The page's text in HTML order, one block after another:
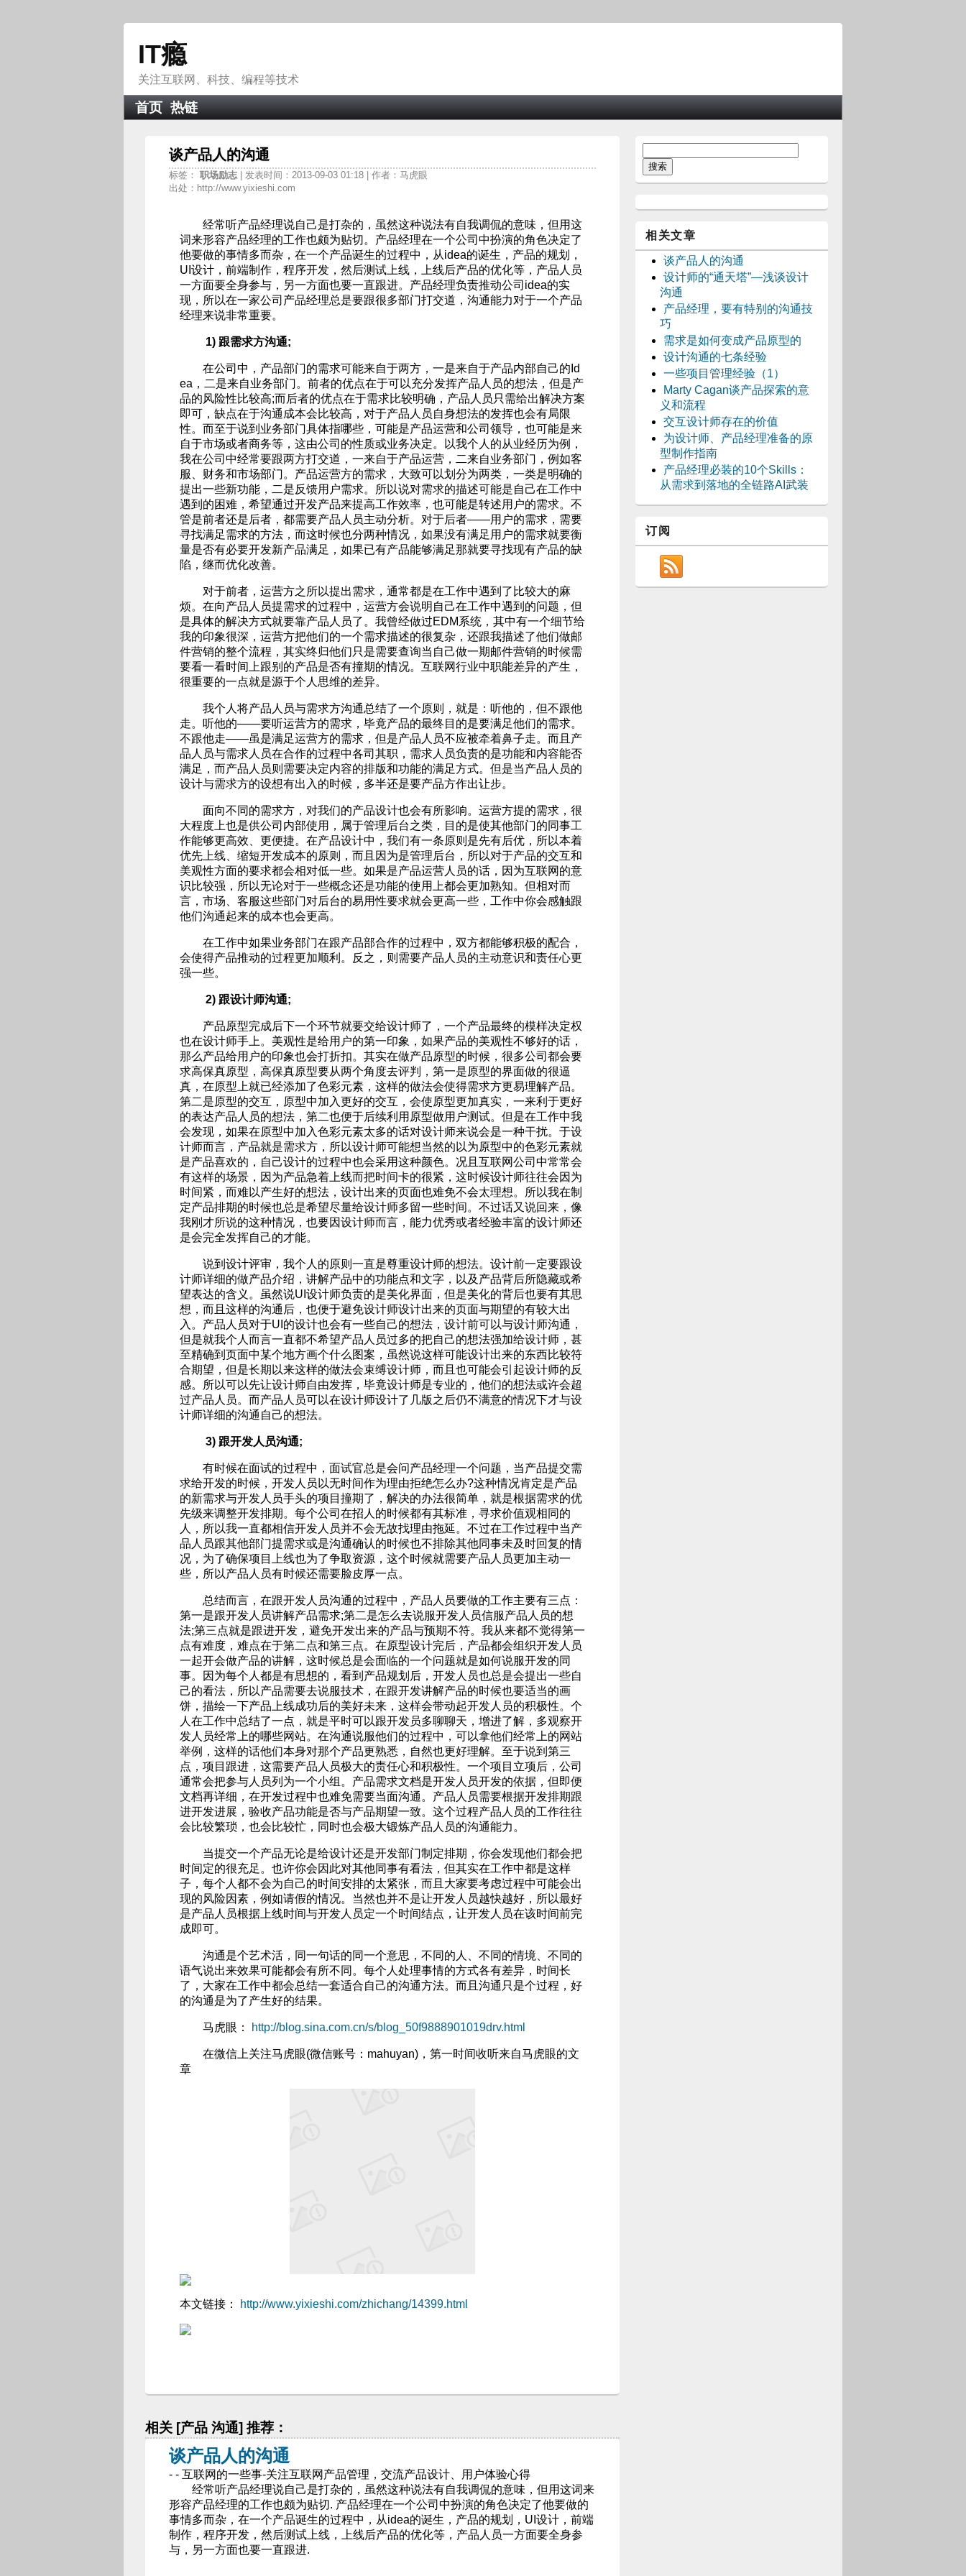
IT瘾
关注互联网、科技、编程等技术
首页 热链
谈产品人的沟通
标签： 职场励志
| 发表时间：2013-09-03 01:18 | 作者：马虎眼
出处：http://www.yixieshi.com
经常听产品经理说自己是打杂的，虽然这种说法有自我调侃的意味，但用这
词来形容产品经理的工作也颇为贴切。产品经理在一个公司中扮演的角色决定了
他要做的事情多而杂，在一个产品诞生的过程中，从idea的诞生，产品的规划，
UI设计，前端制作，程序开发，然后测试上线，上线后产品的优化等，产品人员
一方面要全身参与，另一方面也要一直跟进。产品经理负责推动公司idea的实
现，所以在一家公司产品经理总是要跟很多部门打交道，沟通能力对于一个产品
经理来说非常重要。
1) 跟需求方沟通;
在公司中，产品部门的需求可能来自于两方，一是来自于产品内部自己的Id
ea，二是来自业务部门。前者的优点在于可以充分发挥产品人员的想法，但是产
品的风险性比较高;而后者的优点在于需求比较明确，产品人员只需给出解决方案
即可，缺点在于沟通成本会比较高，对于产品人员自身想法的发挥也会有局限
性。而至于说到业务部门具体指哪些，可能是产品运营和公司领导，也可能是来
自于市场或者商务等，这由公司的性质或业务决定。以我个人的从业经历为例，
我在公司中经常要跟两方打交道，一来自于产品运营，二来自业务部门，例如客
服、财务和市场部门。产品运营方的需求，大致可以划分为两类，一类是明确的
提出一些新功能，二是反馈用户需求。所以说对需求的描述可能是自己在工作中
遇到的困难，希望通过开发产品来提高工作效率，也可能是转述用户的需求。不
管是前者还是后者，都需要产品人员主动分析。对于后者——用户的需求，需要
寻找满足需求的方法，而这时候也分两种情况，如果没有满足用户的需求就要衡
量是否有必要开发新产品满足，如果已有产品能够满足那就要寻找现有产品的缺
陷，继而优化改善。
对于前者，运营方之所以提出需求，通常都是在工作中遇到了比较大的麻
烦。在向产品人员提需求的过程中，运营方会说明自己在工作中遇到的问题，但
是具体的解决方式就要靠产品人员了。我曾经做过EDM系统，其中有一个细节给
我的印象很深，运营方把他们的一个需求描述的很复杂，还跟我描述了他们做邮
件营销的整个流程，其实终归他们只是需要查询当自己做一期邮件营销的时候需
要看一看时间上跟别的产品是否有撞期的情况。互联网行业中职能差异的产生，
很重要的一点就是源于个人思维的差异。
我个人将产品人员与需求方沟通总结了一个原则，就是：听他的，但不跟他
走。听他的——要听运营方的需求，毕竟产品的最终目的是要满足他们的需求。
不跟他走——虽是满足运营方的需求，但是产品人员不应被牵着鼻子走。而且产
品人员与需求人员在合作的过程中各司其职，需求人员负责的是功能和内容能否
满足，而产品人员则需要决定内容的排版和功能的满足方式。但是当产品人员的
设计与需求方的设想有出入的时候，多半还是要产品方作出让步。
面向不同的需求方，对我们的产品设计也会有所影响。运营方提的需求，很
大程度上也是供公司内部使用，属于管理后台之类，目的是使其他部门的同事工
作能够更高效、更便捷。在产品设计中，我们有一条原则是先有后优，所以本着
优先上线、缩短开发成本的原则，而且因为是管理后台，所以对于产品的交互和
美观性方面的要求都会相对低一些。如果是产品运营人员的话，因为互联网的意
识比较强，所以无论对于一些概念还是功能的使用上都会更加熟知。但相对而
言，市场、客服这些部门对后台的易用性要求就会更高一些，工作中你会感触跟
他们沟通起来的成本也会更高。
在工作中如果业务部门在跟产品部合作的过程中，双方都能够积极的配合，
会使得产品推动的过程更加顺利。反之，则需要产品人员的主动意识和责任心更
强一些。
2) 跟设计师沟通;
产品原型完成后下一个环节就要交给设计师了，一个产品最终的模样决定权
也在设计师手上。美观性是给用户的第一印象，如果产品的美观性不够好的话，
那么产品给用户的印象也会打折扣。其实在做产品原型的时候，很多公司都会要
求高保真原型，高保真原型要从两个角度去评判，第一是原型的界面做的很逼
真，在原型上就已经添加了色彩元素，这样的做法会使得需求方更易理解产品。
第二是原型的交互，原型中加入更好的交互，会使原型更加真实，一来利于更好
的表达产品人员的想法，第二也便于后续利用原型做用户测试。但是在工作中我
会发现，如果在原型中加入色彩元素太多的话对设计师来说会是一种干扰。于设
计师而言，产品就是需求方，所以设计师可能想当然的以为原型中的色彩元素就
是产品喜欢的，自己设计的过程中也会采用这种颜色。况且互联网公司中常常会
有这样的场景，因为产品急着上线而把时间卡的很紧，这时候设计师往往会因为
时间紧，而难以产生好的想法，设计出来的页面也难免不会太理想。所以我在制
定产品排期的时候也总是希望尽量给设计师多留一些时间。不过话又说回来，像
我刚才所说的这种情况，也要因设计师而言，能力优秀或者经验丰富的设计师还
是会完全发挥自己的才能。
说到设计评审，我个人的原则一直是尊重设计师的想法。设计前一定要跟设
计师详细的做产品介绍，讲解产品中的功能点和文字，以及产品背后所隐藏或希
望表达的含义。虽然说UI设计师负责的是美化界面，但是美化的背后也要有其思
想，而且这样的沟通后，也便于避免设计师设计出来的页面与期望的有较大出
入。产品人员对于UI的设计也会有一些自己的想法，设计前可以与设计师沟通，
但是就我个人而言一直都不希望产品人员过多的把自己的想法强加给设计师，甚
至精确到页面中某个地方画个什么图案，虽然说这样可能设计出来的东西比较符
合期望，但是长期以来这样的做法会束缚设计师，而且也可能会引起设计师的反
感。所以可以先让设计师自由发挥，毕竟设计师是专业的，他们的想法或许会超
过产品人员。而产品人员可以在设计师设计了几版之后仍不满意的情况下才与设
计师详细的沟通自己的想法。
3) 跟开发人员沟通;
有时候在面试的过程中，面试官总是会问产品经理一个问题，当产品提交需
求给开发的时候，开发人员以无时间作为理由拒绝怎么办?这种情况肯定是产品
的新需求与开发人员手头的项目撞期了，解决的办法很简单，就是根据需求的优
先级来调整开发排期。每个公司在招人的时候都有其标准，寻求价值观相同的
人，所以我一直都相信开发人员并不会无故找理由拖延。不过在工作过程中当产
品人员跟其他部门提需求或是沟通确认的时候也不排除其他同事未及时回复的情
况，为了确保项目上线也为了争取资源，这个时候就需要产品人员更加主动一
些，所以产品人员有时候还需要脸皮厚一点。
总结而言，在跟开发人员沟通的过程中，产品人员要做的工作主要有三点：
第一是跟开发人员讲解产品需求;第二是怎么去说服开发人员信服产品人员的想
法;第三点就是跟进开发，避免开发出来的产品与预期不符。我从来都不觉得第一
点有难度，难点在于第二点和第三点。在原型设计完后，产品都会组织开发人员
一起开会做产品的讲解，这时候总是会面临的一个问题就是如何说服开发的同
事。因为每个人都是有思想的，看到产品规划后，开发人员也总是会提出一些自
己的看法，所以产品需要去说服技术，在跟开发讲解产品的时候也要适当的画
饼，描绘一下产品上线成功后的美好未来，这样会带动起开发人员的积极性。个
人在工作中总结了一点，就是平时可以跟开发员多聊聊天，增进了解，多观察开
发人员经常上的哪些网站。在沟通说服他们的过程中，可以拿他们经常上的网站
举例，这样的话他们本身对那个产品更熟悉，自然也更好理解。至于说到第三
点，项目跟进，这需要产品人员极大的责任心和积极性。一个项目立项后，公司
通常会把参与人员列为一个小组。产品需求文档是开发人员开发的依据，但即便
文档再详细，在开发过程中也难免需要当面沟通。产品人员需要根据开发排期跟
进开发进展，验收产品功能是否与产品期望一致。这个过程产品人员的工作往往
会比较繁琐，也会比较忙，同时也会极大锻炼产品人员的沟通能力。
当提交一个产品无论是给设计还是开发部门制定排期，你会发现他们都会把
时间定的很充足。也许你会因此对其他同事有看法，但其实在工作中都是这样
子，每个人都不会为自己的时间安排的太紧张，而且大家要考虑过程中可能会出
现的风险因素，例如请假的情况。当然也并不是让开发人员越快越好，所以最好
是产品人员根据上线时间与开发人员定一个时间结点，让开发人员在该时间前完
成即可。
沟通是个艺术活，同一句话的同一个意思，不同的人、不同的情境、不同的
语气说出来效果可能都会有所不同。每个人处理事情的方式各有差异，时间长
了，大家在工作中都会总结一套适合自己的沟通方法。而且沟通只是个过程，好
的沟通是为了产生好的结果。
马虎眼： http://blog.sina.com.cn/s/blog_50f9888901019drv.html
在微信上关注马虎眼(微信账号：mahuyan)，第一时间收听来自马虎眼的文
章
本文链接： http://www.yixieshi.com/zhichang/14399.html
相关 [产品 沟通] 推荐：
谈产品人的沟通
- - 互联网的一些事-关注互联网产品管理，交流产品设计、用户体验心得
经常听产品经理说自己是打杂的，虽然这种说法有自我调侃的意味，但用这词来
形容产品经理的工作也颇为贴切. 产品经理在一个公司中扮演的角色决定了他要做的
事情多而杂，在一个产品诞生的过程中，从idea的诞生，产品的规划，UI设计，前端
制作，程序开发，然后测试上线，上线后产品的优化等，产品人员一方面要全身参
与，另一方面也要一直跟进.
相关文章
谈产品人的沟通
设计师的“通天塔”—浅谈设计
沟通
产品经理，要有特别的沟通技
巧
需求是如何变成产品原型的
设计沟通的七条经验
一些项目管理经验（1）
Marty Cagan谈产品探索的意
义和流程
交互设计师存在的价值
为设计师、产品经理准备的原
型制作指南
产品经理必装的10个Skills：
从需求到落地的全链路AI武装
订阅